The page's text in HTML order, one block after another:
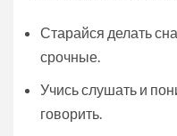
Старайся делать
срочные.
Учись слушать и
говорить.